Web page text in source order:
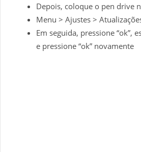
Depois, coloque o pen drive
Menu > Ajustes >
Em seguida, pressione “ok”,
e pressione “ok” novamente